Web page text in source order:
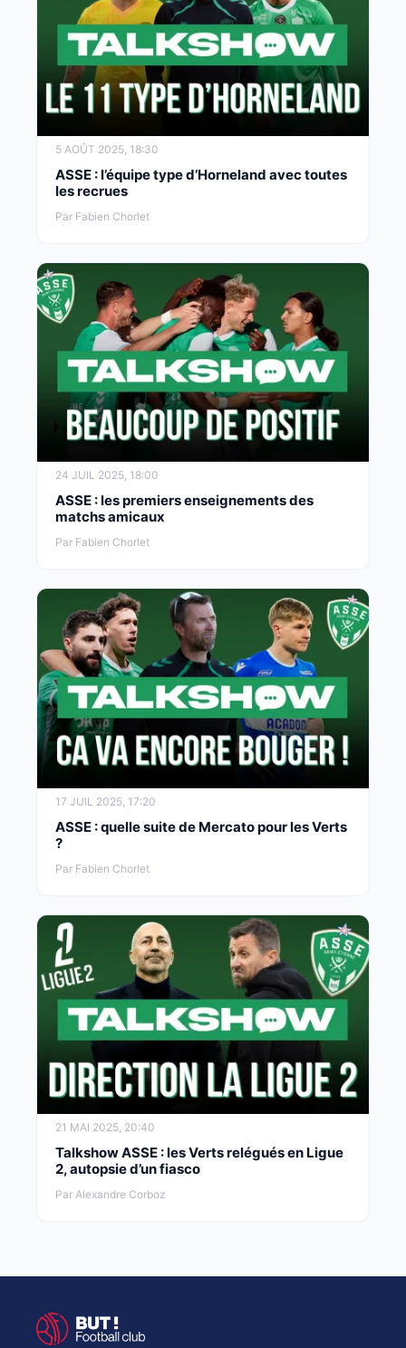
5 AOÛT 2025, 18:30
ASSE : l’équipe type d’Horneland avec toutes
les recrues
Par Fabien Chorlet
24 JUIL 2025, 18:00
ASSE : les premiers enseignements des
matchs amicaux
Par Fabien Chorlet
17 JUIL 2025, 17:20
ASSE : quelle suite de Mercato pour les Verts
?
Par Fabien Chorlet
21 MAI 2025, 20:40
Talkshow ASSE : les Verts relégués en Ligue
2, autopsie d’un fiasco
Par Alexandre Corboz